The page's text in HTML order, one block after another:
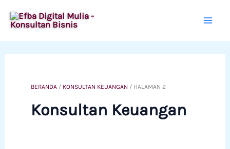
ke
BERANDA / KONSULTAN KEUANGAN / HALAMAN 2
Konsultan Keuangan